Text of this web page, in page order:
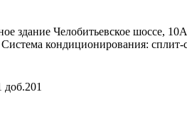
здание Челобитьевское шоссе,
Система кондиционирования:
доб.201